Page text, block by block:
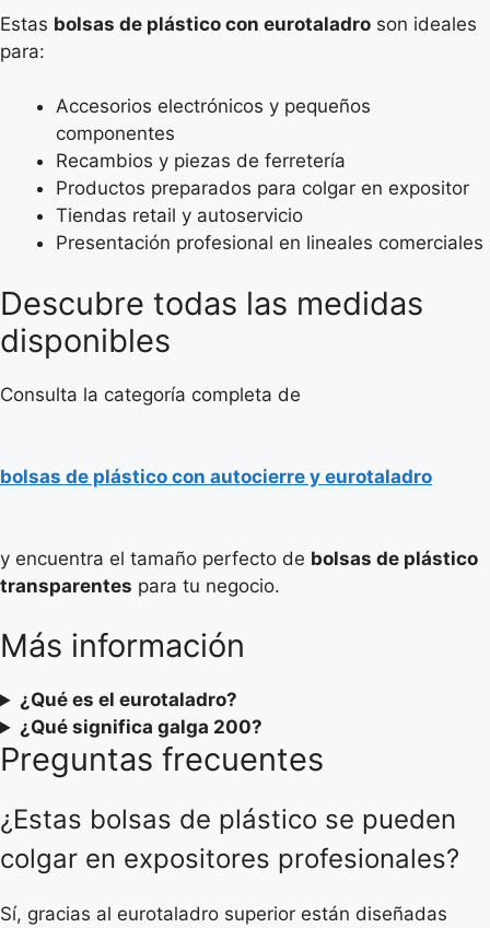
Estas bolsas de plástico con eurotaladro son ideales
para:
Accesorios electrónicos y pequeños
componentes
Recambios y piezas de ferretería
Productos preparados para colgar en expositor
Tiendas retail y autoservicio
Presentación profesional en lineales comerciales
Descubre todas las medidas
disponibles
Consulta la categoría completa de
bolsas de plástico con autocierre y eurotaladro
y encuentra el tamaño perfecto de bolsas de plástico
transparentes para tu negocio.
Más información
¿Qué es el eurotaladro?
¿Qué significa galga 200?
Preguntas frecuentes
¿Estas bolsas de plástico se pueden
colgar en expositores profesionales?
Sí, gracias al eurotaladro superior están diseñadas